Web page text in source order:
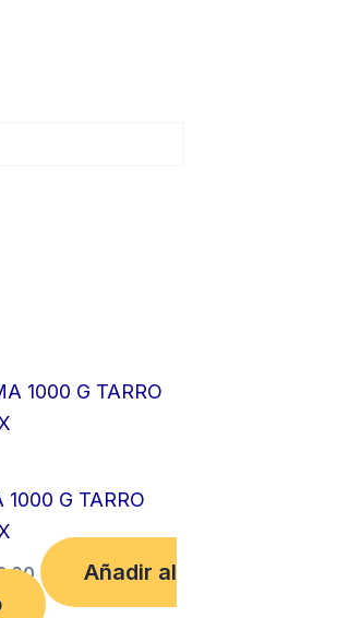
1000 G TARRO
Añadir al